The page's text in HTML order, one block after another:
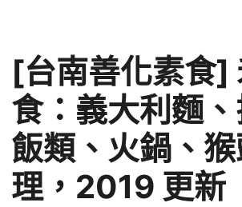
[台南善化素食]
食：義大利麵、
飯類、火鍋、
理，2019 更新